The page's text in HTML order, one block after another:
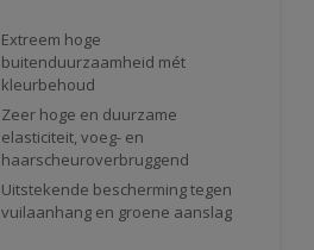
Extreem hoge
buitenduurzaamheid mét
kleurbehoud
Zeer hoge en duurzame
elasticiteit, voeg- en
haarscheuroverbruggend
Uitstekende bescherming tegen
vuilaanhang en groene aanslag